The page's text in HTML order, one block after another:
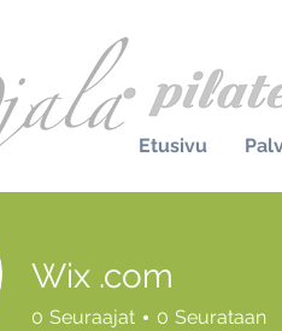
Etusivu
Wix .com
0 Seuraajat 0 Seurataan